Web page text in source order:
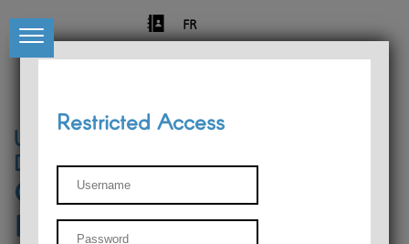
FR
University of Liège
Départment of Philosophy
Center for Phenomenological
Research
Restricted Access